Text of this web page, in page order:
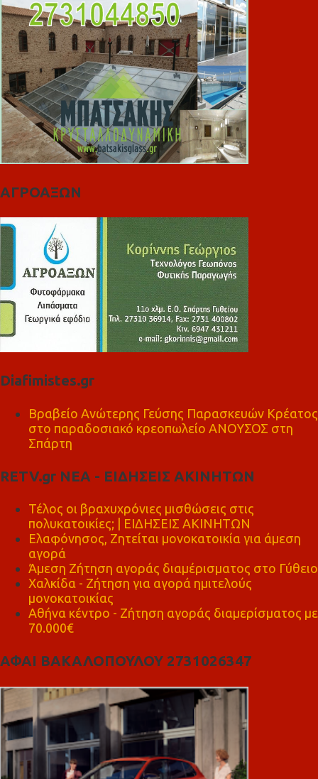
ΑΓΡΟΑΞΩΝ
Diafimistes.gr
Βραβείο Ανώτερης Γεύσης Παρασκευών Κρέατος
στο παραδοσιακό κρεοπωλείο ΑΝΟΥΣΟΣ στη
Σπάρτη
RETV.gr ΝΕΑ - ΕΙΔΗΣΕΙΣ ΑΚΙΝΗΤΩΝ
Τέλος οι βραχυχρόνιες μισθώσεις στις
πολυκατοικίες; | ΕΙΔΗΣΕΙΣ ΑΚΙΝΗΤΩΝ
Ελαφόνησος, Ζητείται μονοκατοικία για άμεση
αγορά
Άμεση Ζήτηση αγοράς διαμέρισματος στο Γύθειο
Χαλκίδα - Ζήτηση για αγορά ημιτελούς
μονοκατοικίας
Αθήνα κέντρο - Ζήτηση αγοράς διαμερίσματος με
70.000€
ΑΦΑΙ ΒΑΚΑΛΟΠΟΥΛΟΥ 2731026347